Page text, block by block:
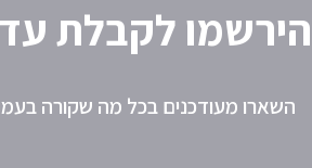
הירשמו לקבלת
השארו מעודכנים בכל מה שקורה